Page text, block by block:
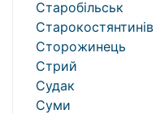
Старобільськ
Старокостянтинів
Сторожинець
Стрий
Судак
Суми